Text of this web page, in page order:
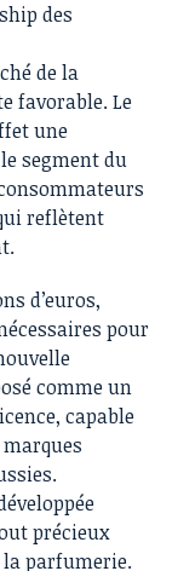
des
de la
favorable. Le
une
segment du
reflètent
d’euros,
pour
comme un
capable
précieux
la parfumerie.